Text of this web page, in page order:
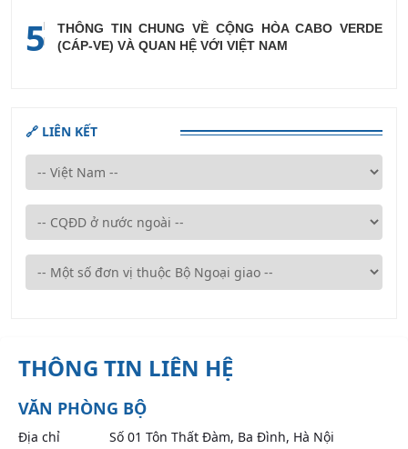
5
THÔNG TIN CHUNG VỀ CỘNG HÒA CABO VERDE
(CÁP-VE) VÀ QUAN HỆ VỚI VIỆT NAM
🔗 LIÊN KẾT
THÔNG TIN LIÊN HỆ
VĂN PHÒNG BỘ
Địa chỉ
Số 01 Tôn Thất Đàm, Ba Đình, Hà Nội